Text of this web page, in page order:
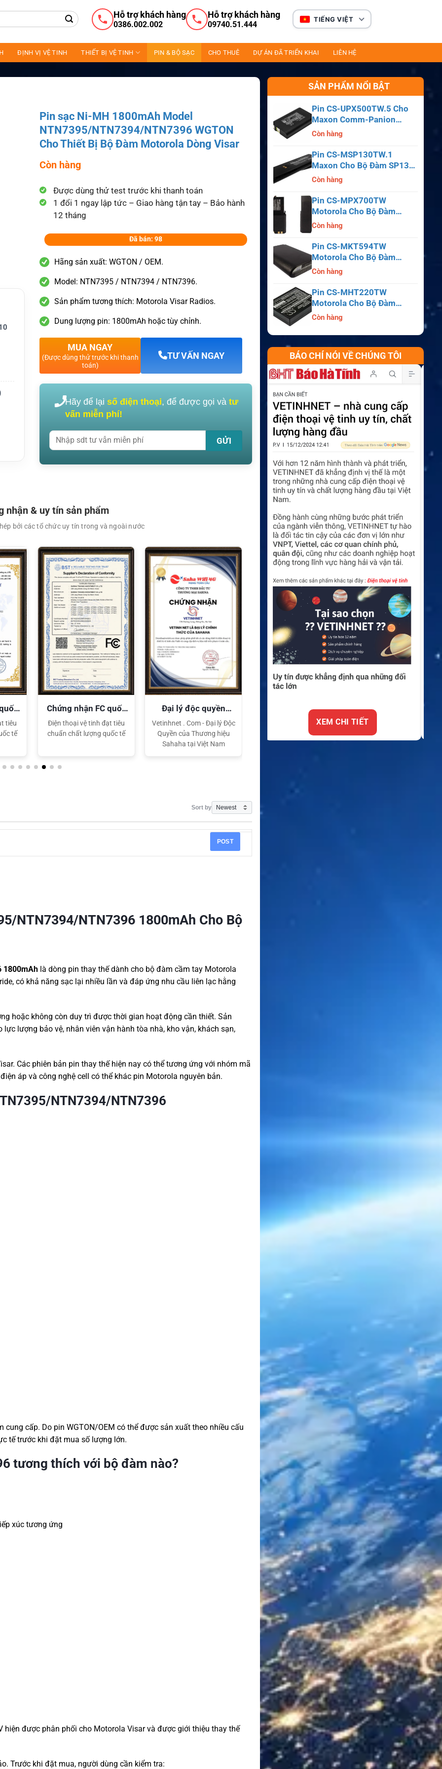
Hỗ trợ khách hàng
0386.002.002
Hỗ trợ khách hàng
09740.51.444
TIẾNG VIỆT
ĐỊNH VỊ VỆ TINH THIẾT BỊ VỆ TINH PIN & BỘ SẠC CHO THUÊ DỰ ÁN ĐÃ TRIỂN KHAI LIÊN HỆ
Pin sạc Ni-MH 1800mAh Model
NTN7395/NTN7394/NTN7396 WGTON
Cho Thiết Bị Bộ Đàm Motorola Dòng Visar
Còn hàng
Được dùng thử test trước khi thanh toán
1 đổi 1 ngay lập tức – Giao hàng tận tay – Bảo hành
12 tháng
Đã bán: 98
Hãng sản xuất: WGTON / OEM.
Model: NTN7395 / NTN7394 / NTN7396.
Sản phẩm tương thích: Motorola Visar Radios.
Dung lượng pin: 1800mAh hoặc tùy chỉnh.
MUA NGAY
(Được dùng thử trước khi thanh
toán)
TƯ VẤN NGAY
Hãy để lạisố điện thoại, để được gọi vàtư
vấn miễn phí!
nhận & uy tín sản phẩm
bởi các tổ chức uy tín trong và ngoài nước
tiêu
tế
Chứng nhận FC quốc
tế
Điện thoại vệ tinh đạt tiêu
chuẩn chất lượng quốc tế
Đại lý độc quyền
Sahaha
Vetinhnet . Com - Đại lý Độc
Quyền của Thương hiệu
Sahaha tại Việt Nam
Sort by
POST
NTN7394/NTN7396 1800mAh Cho Bộ
1800mAh là dòng pin thay thế dành cho bộ đàm cầm tay Motorola
có khả năng sạc lại nhiều lần và đáp ứng nhu cầu liên lạc hằng
hoặc không còn duy trì được thời gian hoạt động cần thiết. Sản
lượng bảo vệ, nhân viên vận hành tòa nhà, kho vận, khách sạn,
Các phiên bản pin thay thế hiện nay có thể tương ứng với nhóm mã
áp và công nghệ cell có thể khác pin Motorola nguyên bản.
NTN7394/NTN7396
cấp. Do pin WGTON/OEM có thể được sản xuất theo nhiều cấu
tế trước khi đặt mua số lượng lớn.
tương thích với bộ đàm nào?
xúc tương ứng
hiện được phân phối cho Motorola Visar và được giới thiệu thay thế
Trước khi đặt mua, người dùng cần kiểm tra:
SẢN PHẨM NỔI BẬT
Pin CS-UPX500TW.5 Cho
Maxon Comm-Panion
CP0150, CP0511, CP0515
Còn hàng
Pin CS-MSP130TW.1
Maxon Cho Bộ Đàm SP130,
SP140, SP150, SL55
Còn hàng
Pin CS-MPX700TW
Motorola Cho Bộ Đàm
APX6000, APX7000,
APX8000, SRX2200
Còn hàng
Pin CS-MKT594TW
Motorola Cho Bộ Đàm
Astro Saber, MX1000,
Còn hàng
Pin CS-MHT220TW
Motorola Cho Bộ Đàm
MT700, HT210, HT220,
Còn hàng
BÁO CHÍ NÓI VỀ CHÚNG TÔI
XEM CHI TIẾT XEM CHI TIẾT XEM CHI TIẾT